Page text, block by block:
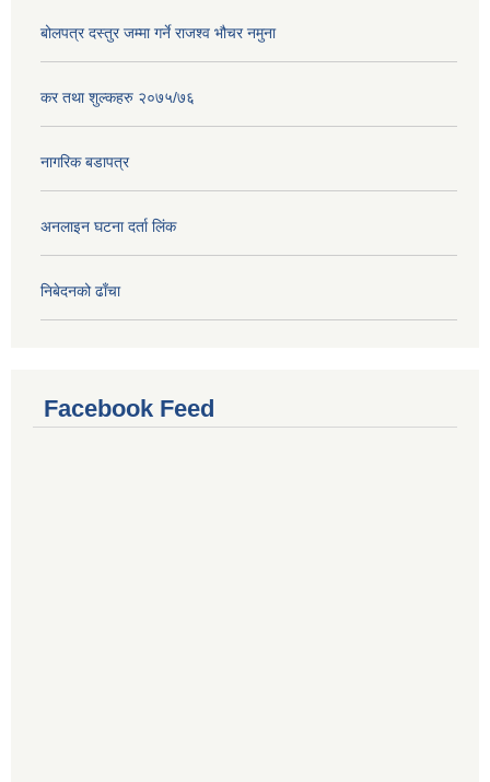
बोलपत्र दस्तुर जम्मा गर्ने राजश्व भौचर नमुना
कर तथा शुल्कहरु २०७५/७६
नागरिक बडापत्र
अनलाइन घटना दर्ता लिंक
निबेदनको ढाँचा
Facebook Feed